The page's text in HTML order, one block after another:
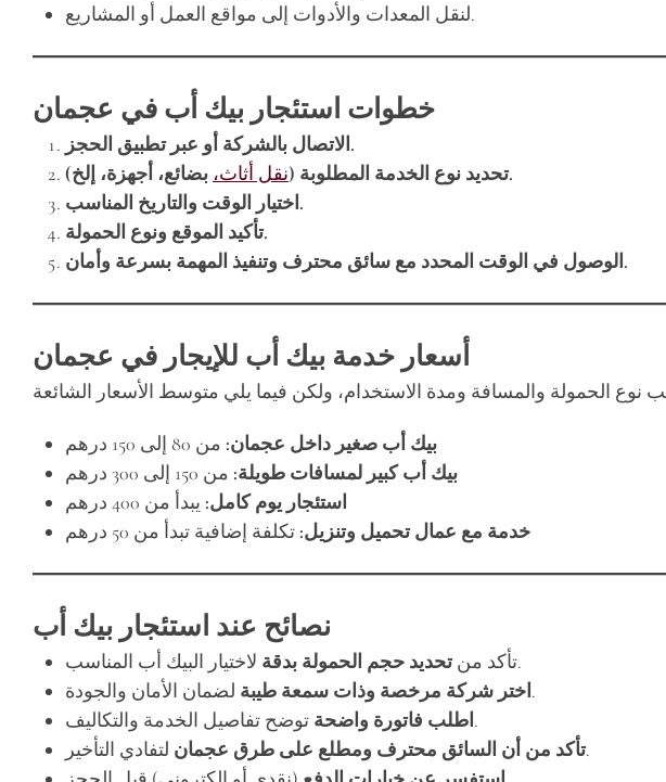
لنقل المعدات والأدوات إلى مواقع العمل أو المشاريع.
خطوات استئجار بيك أب في عجمان
الاتصال بالشركة أو عبر تطبيق الحجز.
تحديد نوع الخدمة المطلوبة (نقل أثاث،
بضائع، أجهزة، إلخ).
اختيار الوقت والتاريخ المناسب.
تأكيد الموقع ونوع الحمولة.
الوصول في الوقت المحدد مع سائق محترف وتنفيذ المهمة بسرعة وأمان.
أسعار خدمة بيك أب للإيجار في عجمان
بيك أب صغير داخل عجمان: من 80 إلى 150 درهم
بيك أب كبير لمسافات طويلة: من 150 إلى 300 درهم
استئجار يوم كامل: يبدأ من 400 درهم
خدمة مع عمال تحميل وتنزيل: تكلفة إضافية تبدأ من 50 درهم
نصائح عند استئجار بيك أب
تأكد منتحديد حجم الحمولة بدقة
لاختيار البيك أب المناسب.
اختر شركة مرخصة وذات سمعة طيبةلضمان الأمان والجودة.
اطلب فاتورة واضحةتوضح تفاصيل الخدمة والتكاليف.
تأكد من أن السائق محترف ومطلع على طرق عجمانلتفادي التأخير.